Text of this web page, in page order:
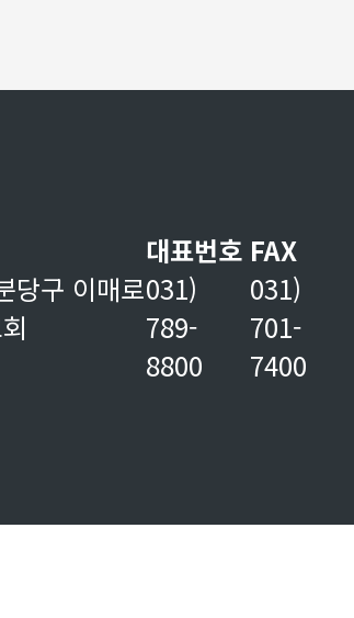
당구 이매로
대표번호
031)
789-
8800
FAX
031)
701-
7400